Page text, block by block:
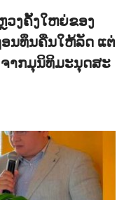
ວງຄັ້ງໃຫຍ່ຂອງ
ນທຶນຄືນໃຫ້ລັດ ແຕ່
າກມຸນິທິມະນຸດສະ